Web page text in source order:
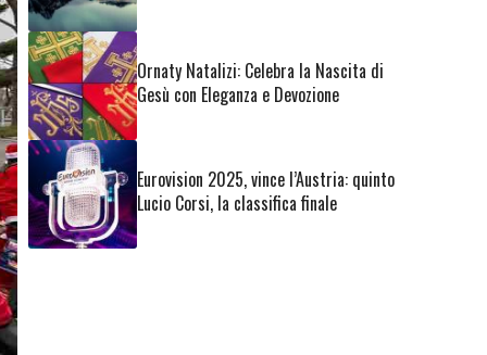
Ornaty Natalizi: Celebra la Nascita di
Gesù con Eleganza e Devozione
Eurovision 2025, vince l’Austria: quinto
Lucio Corsi, la classifica finale